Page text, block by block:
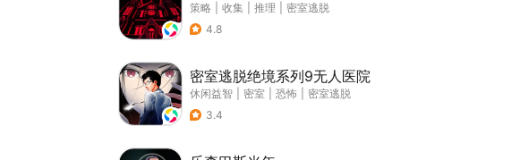
策略 收集 推理
密室逃脱
4.8
密室逃脱绝境系列9无人医院
休闲益智 密室 恐怖
密室逃脱
3.4